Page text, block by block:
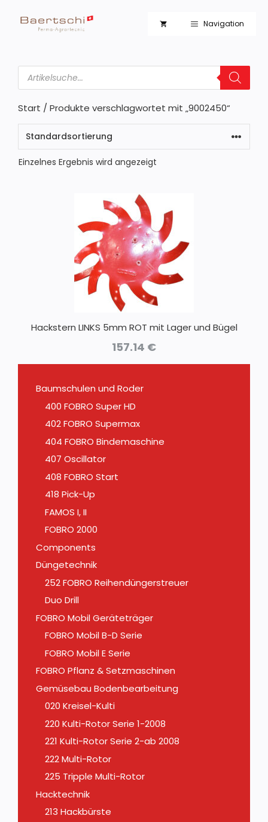
Inhalt
Navigation
Products
search
Start / Produkte verschlagwortet mit „9002450“
Einzelnes Ergebnis wird angezeigt
Hackstern LINKS 5mm ROT mit Lager und Bügel
157.14 €
Baumschulen und Roder
400 FOBRO Super HD
402 FOBRO Supermax
404 FOBRO Bindemaschine
407 Oscillator
408 FOBRO Start
418 Pick-Up
FAMOS I, II
FOBRO 2000
Components
Düngetechnik
252 FOBRO Reihendüngerstreuer
Duo Drill
FOBRO Mobil Geräteträger
FOBRO Mobil B-D Serie
FOBRO Mobil E Serie
FOBRO Pflanz & Setzmaschinen
Gemüsebau Bodenbearbeitung
020 Kreisel-Kulti
220 Kulti-Rotor Serie 1-2008
221 Kulti-Rotor Serie 2-ab 2008
222 Multi-Rotor
225 Tripple Multi-Rotor
Hacktechnik
213 Hackbürste